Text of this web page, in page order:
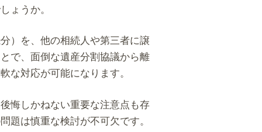
ょうか。
）を、他の相続人や第三者に譲
で、面倒な遺産分割協議から離
な対応が可能になります。
悔しかねない重要な注意点も存
題は慎重な検討が不可欠です。